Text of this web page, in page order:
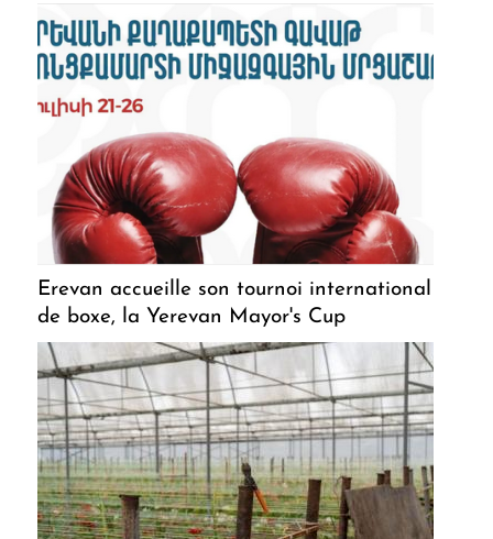
Erevan accueille son tournoi international
de boxe, la Yerevan Mayor's Cup